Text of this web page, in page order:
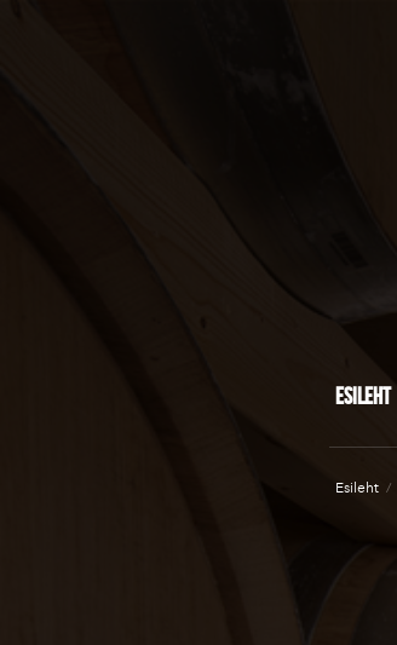
ESILEHT
Esileht /